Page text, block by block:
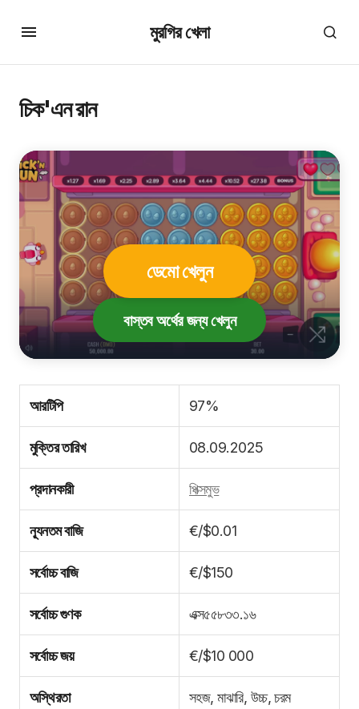
মুরগির খেলা
চিক'এন রান
ডেমো খেলুন
বাস্তব অর্থের জন্য খেলুন
আরটিপি 97%
মুক্তির তারিখ 08.09.2025
প্রদানকারী পিক্সমুভ
ন্যূনতম বাজি €/$0.01
সর্বোচ্চ বাজি €/$150
সর্বোচ্চ গুণক এক্স৫৫৮৩৩.১৬
সর্বোচ্চ জয় €/$10 000
অস্থিরতা সহজ, মাঝারি, উচ্চ, চরম